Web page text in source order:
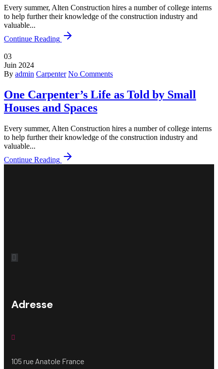
Every summer, Alten Construction hires a number of college interns
to help further their knowledge of the construction industry and
valuable...
Continue Reading
03
Juin 2024
By admin Carpenter No Comments
One Carpenter’s Life as Told by Small
Houses and Spaces
Every summer, Alten Construction hires a number of college interns
to help further their knowledge of the construction industry and
valuable...
Continue Reading
Adresse
105 rue Anatole France